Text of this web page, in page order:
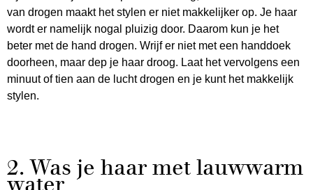
van drogen maakt het stylen er niet makkelijker op. Je haar
wordt er namelijk nogal pluizig door. Daarom kun je het
beter met de hand drogen. Wrijf er niet met een handdoek
doorheen, maar dep je haar droog. Laat het vervolgens een
minuut of tien aan de lucht drogen en je kunt het makkelijk
stylen.
2. Was je haar met lauwwarm
water